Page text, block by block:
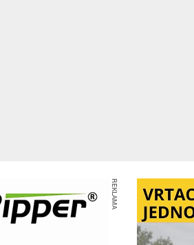
REKLAMA